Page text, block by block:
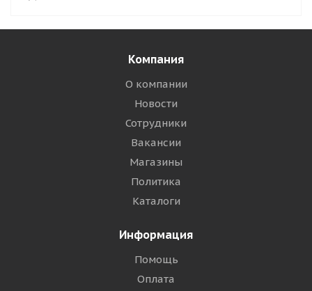
Компания
О компании
Новости
Сотрудники
Вакансии
Магазины
Политика
Каталоги
Информация
Помощь
Оплата